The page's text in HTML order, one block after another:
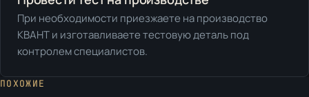
При необходимости приезжаете на производство
КВАНТ и изготавливаете тестовую деталь под
контролем специалистов.
ПОХОЖИЕ